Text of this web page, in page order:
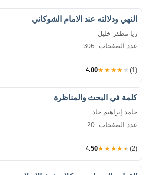
النهي ودلالته عند الامام الشوكاني
ريا مظفر خليل
عدد الصفحات: 306
4.00★★★★★ (1)
كلمة في البحث والمناظرة
حامد إبراهيم جاد
عدد الصفحات: 20
4.50★★★★★ (2)